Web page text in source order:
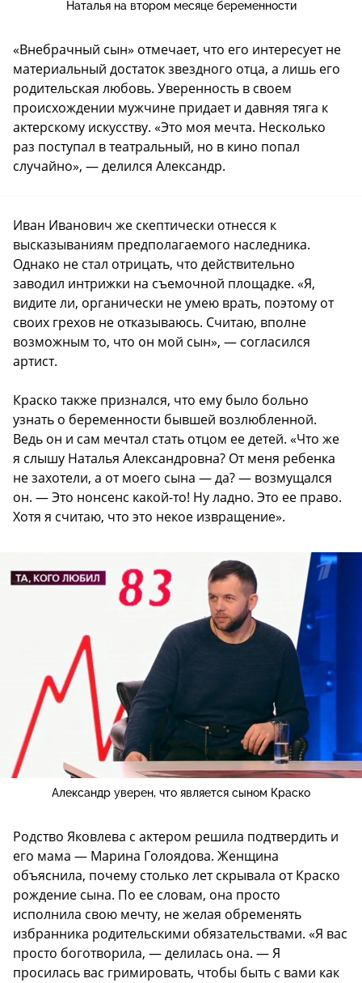
Наталья на втором месяце беременности
«Внебрачный сын» отмечает, что его интересует не
материальный достаток звездного отца, а лишь его
родительская любовь. Уверенность в своем
происхождении мужчине придает и давняя тяга к
актерскому искусству. «Это моя мечта. Несколько
раз поступал в театральный, но в кино попал
случайно», — делился Александр.
Иван Иванович же скептически отнесся к
высказываниям предполагаемого наследника.
Однако не стал отрицать, что действительно
заводил интрижки на съемочной площадке. «Я,
видите ли, органически не умею врать, поэтому от
своих грехов не отказываюсь. Считаю, вполне
возможным то, что он мой сын», — согласился
артист.
Краско также признался, что ему было больно
узнать о беременности бывшей возлюбленной.
Ведь он и сам мечтал стать отцом ее детей. «Что же
я слышу Наталья Александровна? От меня ребенка
не захотели, а от моего сына — да? — возмущался
он. — Это нонсенс какой-то! Ну ладно. Это ее право.
Хотя я считаю, что это некое извращение».
Александр уверен, что является сыном Краско
Родство Яковлева с актером решила подтвердить и
его мама — Марина Голоядова. Женщина
объяснила, почему столько лет скрывала от Краско
рождение сына. По ее словам, она просто
исполнила свою мечту, не желая обременять
избранника родительскими обязательствами. «Я вас
просто боготворила, — делилась она. — Я
просилась вас гримировать, чтобы быть с вами как